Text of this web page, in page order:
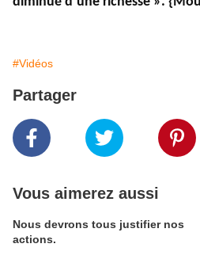
#Vidéos
Partager
Vous aimerez aussi
Nous devrons tous justifier nos
actions.